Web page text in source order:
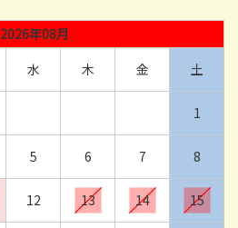
2026年08月
水 木 金 土
1
5 6 7 8
12 13 14 15